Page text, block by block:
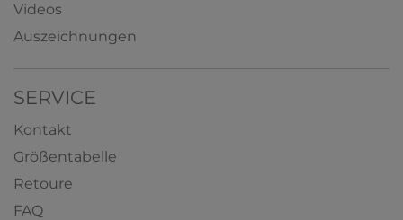
Videos
Auszeichnungen
SERVICE
Kontakt
Größentabelle
Retoure
FAQ